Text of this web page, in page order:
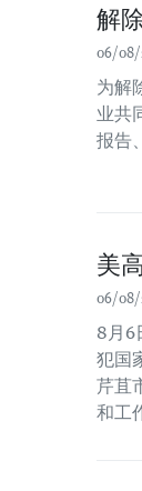
解
06/08/
为解
业共
报告
美
06/08/
8月6
犯国
芹苴
和工